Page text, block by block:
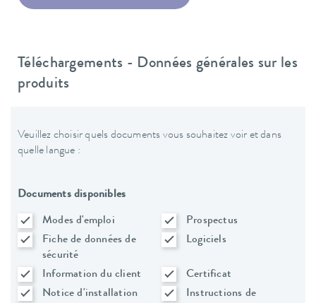
Téléchargements - Données générales sur les
produits
Veuillez choisir quels documents vous souhaitez voir et dans
quelle langue :
Documents disponibles
Modes d'emploi
Prospectus
Fiche de données de
sécurité
Logiciels
Information du client
Certificat
Notice d'installation
Instructions de